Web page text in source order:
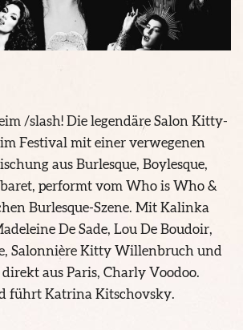
/slash! Die legendäre Salon Kitty-
Festival mit einer verwegenen
aus Burlesque, Boylesque,
performt vom Who is Who &
Burlesque-Szene. Mit Kalinka
De Sade, Lou De Boudoir,
Salonnière Kitty Willenbruch und
direkt aus Paris, Charly Voodoo.
führt Katrina Kitschovsky.